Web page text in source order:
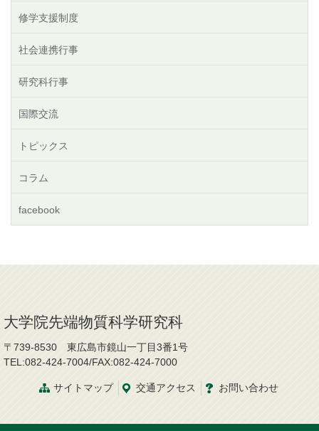
修学支援制度
社会連携行事
研究科行事
国際交流
トピックス
コラム
facebook
大学院先端物質科学研究科
〒739-8530 東広島市鏡山一丁目3番1号
TEL:082-424-7004/FAX:082-424-7000
サイトマップ 交通アクセス お問い合わせ